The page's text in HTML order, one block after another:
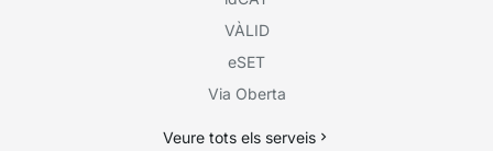
VÀLID
eSET
Via Oberta
Veure tots els serveis